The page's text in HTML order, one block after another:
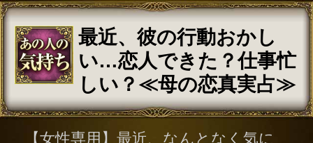
それとも恋人ができたのか？“おかし
い”と気になる点について、母が紐解
きます。あなたが知りたい真実を明
らかにしていきましょう。
よくきてくれたね。ここにきて